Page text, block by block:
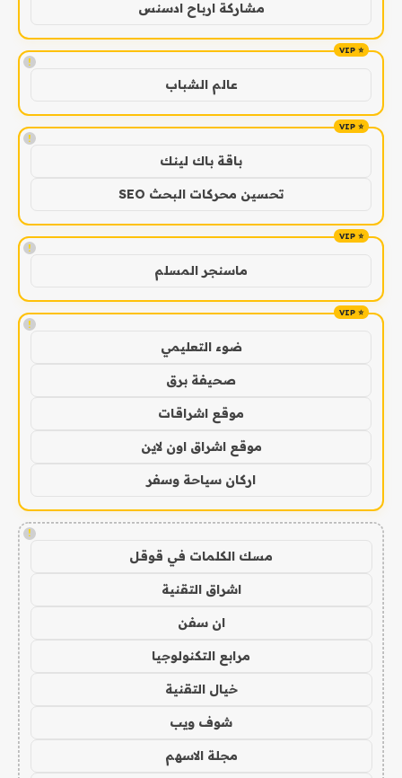
مشاركة ارباح ادسنس
!
عالم الشباب
!
باقة باك لينك
تحسين محركات البحث SEO
!
ماسنجر المسلم
!
ضوء التعليمي
صحيفة برق
موقع اشراقات
موقع اشراق اون لاين
اركان سياحة وسفر
!
مسك الكلمات في قوقل
اشراق التقنية
ان سفن
مرابع التكنولوجيا
خيال التقنية
شوف ويب
مجلة الاسهم